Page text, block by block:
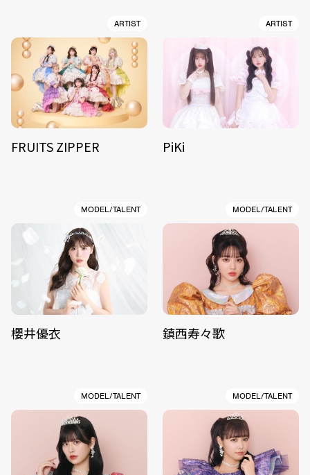
ARTIST
FRUITS ZIPPER
ARTIST
PiKi
MODEL/TALENT
櫻井優衣
MODEL/TALENT
鎮西寿々歌
MODEL/TALENT MODEL/TALENT